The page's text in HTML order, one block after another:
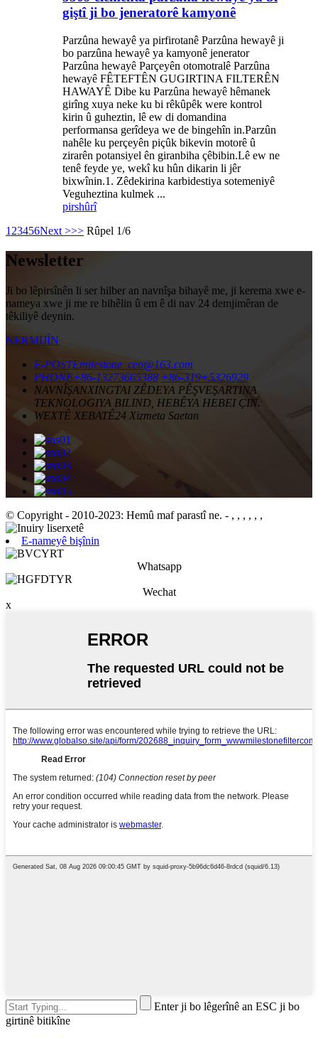
giştî ji bo jeneratorê kamyonê
Parzûna hewayê ya pirfirotanê Parzûna hewayê ji
bo parzûna hewayê ya kamyonê jenerator
Parzûna hewayê Parçeyên otomotralê Parzûna
hewayê FÊTEFTÊN GUGIRTINA FILTERÊN
HAWAYÊ Dibe ku Parzûna hewayê hêmanek
girîng xuya neke ku bi rêkûpêk were kontrol
kirin û guheztin, lê ew di domandina
performansa gerîdeya we de bingehîn in.Parzûn
nahêle ku perçeyên piçûk bikevin motorê û
zirarên potansiyel ên giranbiha çêbibin.Lê ew ne
tenê feyde ye, wekî ku hûn dikarin li jêr
bixwînin.1. Zêdekirina karbidestiya sotemeniyê
Veguheztina kulmek ...
pirshûrî
1 23456Next >>> Rûpel 1/6
Newsletter
Ji bo lêpirsînên li ser hilber an navnîşa bihayê me, ji kerema xwe e-
nameya xwe ji me re bihêlin û em ê di nav 24 demjimêran de
têkiliyê deynin.
NERMIJÎN
E-POSTEmilestone_ceo@163.com
PHONE+86-13273665388 +86-319+5326929
NAVNÎŞANXINGTAI ZÊDEYA PÊŞVEŞARTINA
TEKNOLOGIYA BILIND, HEBÊYA HEBEI ÇIN.
WEXTÊ XEBATÊ24 Xizmeta Saetan
© Copyright - 2010-2023: Hemû maf parastî ne. - , , , , , ,
E-nameyê bişînin
Whatsapp
Wechat
x
Enter ji bo lêgerînê an ESC ji bo
girtinê bitikîne